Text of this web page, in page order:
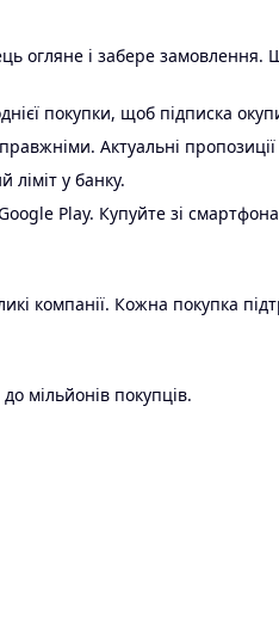
огляне і забере
покупки, щоб підписка
Актуальні пропозиції
ліміт у банку.
Play. Купуйте зі
компанії. Кожна покупка
мільйонів покупців.